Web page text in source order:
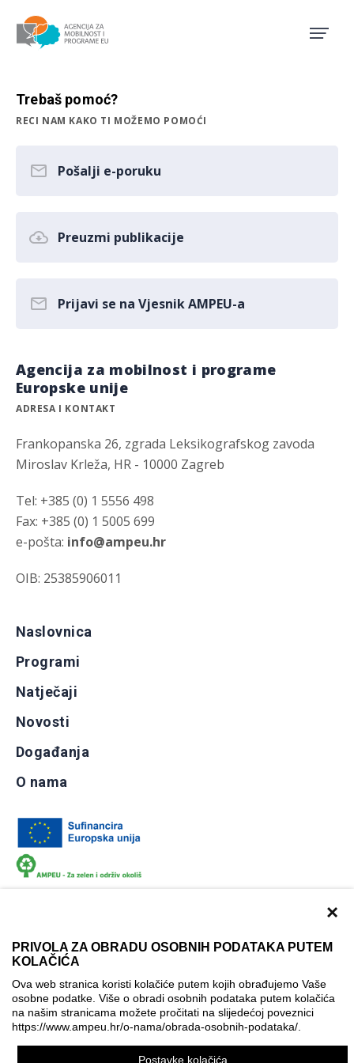
×
PRIVOLA ZA OBRADU OSOBNIH PODATAKA PUTEM
KOLAČIĆA
Ova web stranica koristi kolačiće putem kojih obrađujemo Vaše
osobne podatke. Više o obradi osobnih podataka putem kolačića
na našim stranicama možete pročitati na slijedećoj poveznici
https://www.ampeu.hr/o-nama/obrada-osobnih-podataka/
Postavke kolačića
Trebaš pomoć?
RECI NAM KAKO TI MOŽEMO POMOĆI
Pošalji e-poruku
Preuzmi publikacije
Prijavi se na Vjesnik AMPEU-a
Agencija za mobilnost i programe
Europske unije
ADRESA I KONTAKT
Frankopanska 26, zgrada Leksikografskog zavoda
Miroslav Krleža, HR - 10000 Zagreb
Tel: +385 (0) 1 5556 498
Fax: +385 (0) 1 5005 699
e-pošta: info@ampeu.hr
OIB: 25385906011
Naslovnica
Programi
Natječaji
Novosti
Događanja
O nama
Izjava o pristupačnosti
Politika korištenja kolačića
Postavke kolačića